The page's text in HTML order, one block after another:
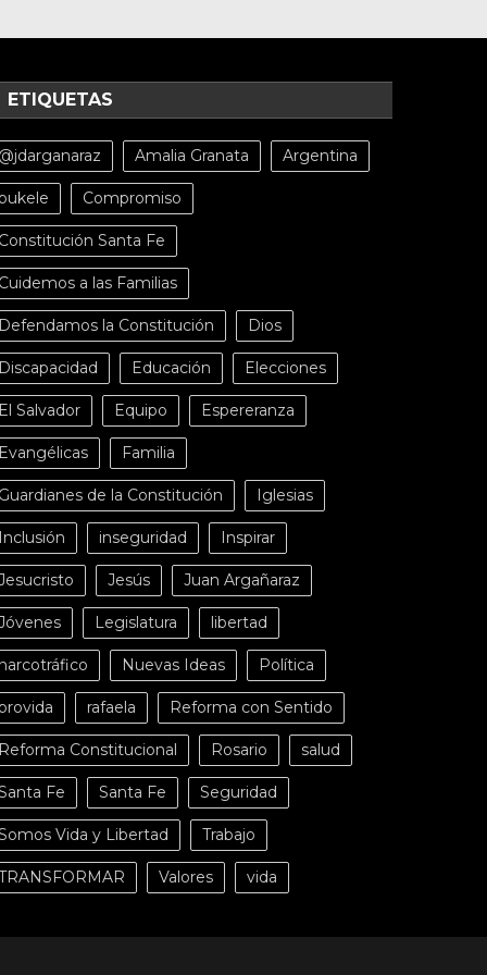
ETIQUETAS
Amalia Granata Argentina
Compromiso
Santa Fe
a las Familias
la Constitución Dios
Educación Elecciones
Salvador Equipo Espereranza
Familia
de la Constitución Iglesias
inseguridad Inspirar
Jesús Juan Argañaraz
Legislatura libertad
Nuevas Ideas Política
rafaela Reforma con Sentido
Constitucional Rosario salud
Fe Santa Fe Seguridad
Vida y Libertad Trabajo
Valores vida